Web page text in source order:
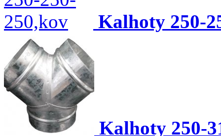
Kalhoty 250-
Kalhoty 250-